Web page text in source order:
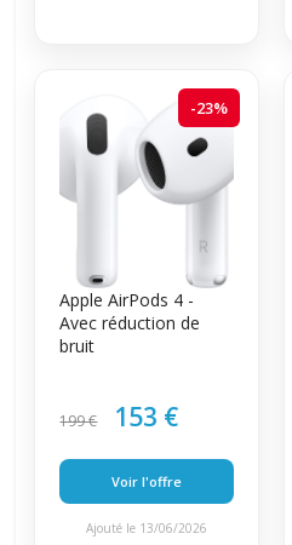
-23%
Apple AirPods 4 -
Avec réduction de
bruit
199 € 153 €
Voir l'offre
Ajouté le 13/06/2026